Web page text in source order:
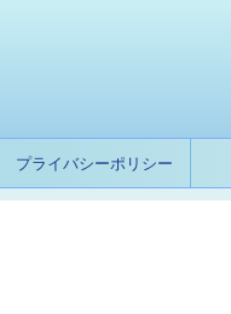
プライバシーポリシー